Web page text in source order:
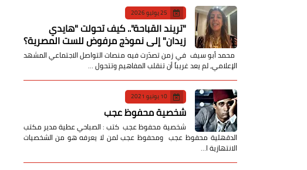
25 يوليو 2026
​"تريند القباحة".. كيف تحولت "هايدي
زيدان" إلى نموذج مرفوض للست المصرية؟
​ محمد أبو سيف ​في زمن تصدّرت فيه منصات التواصل الاجتماعي المشهد
الإعلامي، لم يعد غريباً أن تنقلب المفاهيم وتتحول …
10 يونيو 2021
شخصية محفوظ عجب
شخصية محفوظ عجب كتب : الصباحي عطية مدير مكتب
الدقهلية محفوظ عجب ومحفوظ عجب لمن لا يعرفه هو من الشخصيات
الانتهازية ا…